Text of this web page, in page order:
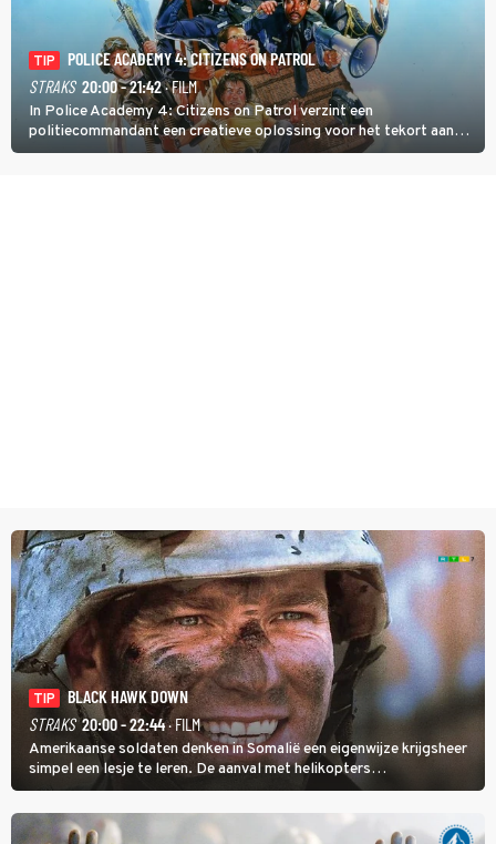
TIP
POLICE ACADEMY 4: CITIZENS ON PATROL
STRAKS 20:00 - 21:42· FILM
In Police Academy 4: Citizens on Patrol verzint een
politiecommandant een creatieve oplossing voor het tekort aan
agenten.
TIP
BLACK HAWK DOWN
STRAKS 20:00 - 22:44· FILM
Amerikaanse soldaten denken in Somalië een eigenwijze krijgsheer
simpel een lesje te leren. De aanval met helikopters
verloopt in Black Hawk down dramatisch.